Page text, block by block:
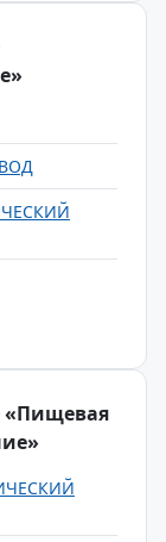
«Пищевая